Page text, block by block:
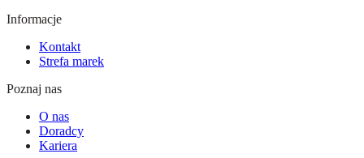
Informacje
Kontakt
Strefa marek
Poznaj nas
O nas
Doradcy
Kariera